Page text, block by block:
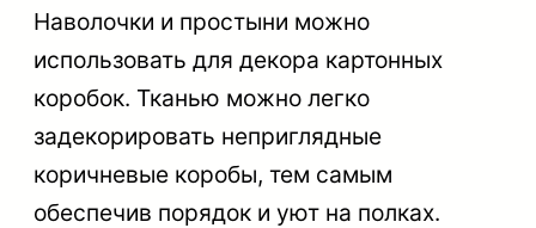
Наволочки и простыни можно
использовать для декора картонных
коробок. Тканью можно легко
задекорировать неприглядные
коричневые коробы, тем самым
обеспечив порядок и уют на полках.